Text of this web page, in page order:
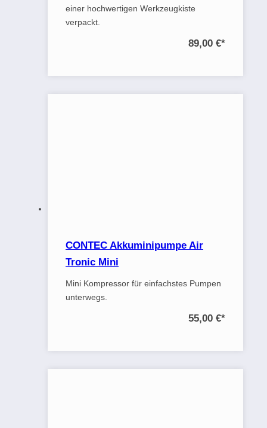
einer hochwertigen Werkzeugkiste
verpackt.
89,00 €*
CONTEC Akkuminipumpe Air
Tronic Mini
Mini Kompressor für einfachstes Pumpen
unterwegs.
55,00 €*